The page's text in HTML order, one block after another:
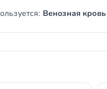
Венозная